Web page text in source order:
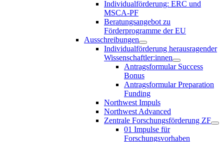
Individualförderung: ERC und
MSCA-PF
Beratungsangebot zu
Förderprogramme der EU
Ausschreibungen
Individualförderung herausragender
Wissenschaftler:innen
Antragsformular Success
Bonus
Antragsformular Preparation
Funding
Northwest Impuls
Northwest Advanced
Zentrale Forschungsförderung ZF
01 Impulse für
Forschungsvorhaben